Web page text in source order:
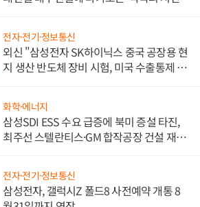
전자·전기·정보통신
외신 "삼성전자 SK하이닉스 중국 공장용 현
지 생산 반도체 장비 시험, 미국 수출통제 대
화학·에너지
삼성SDI ESS 수요 급증에 북미 증설 타진,
최주선 스텔란티스·GM 합작공장 건설 재추
전자·전기·정보통신
삼성전자, 갤럭시Z 폴드8 사전예약 개통 8